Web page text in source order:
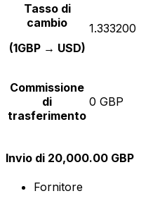
Tasso di
cambio
(1GBP → USD)
1.333200
Commissione
di
trasferimento
0 GBP
Invio di 20,000.00 GBP
Fornitore